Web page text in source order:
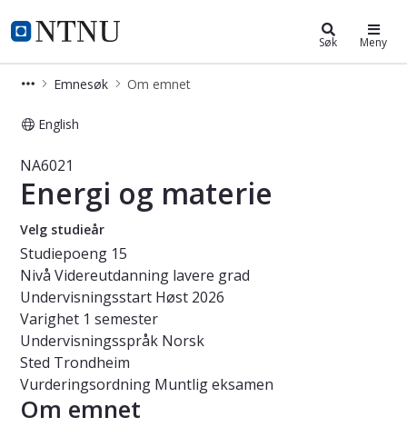
NTNU Hjemmeside
Studier Søk Meny
Emnesøk Om emnet
English
Emne - Energi og materie - NA6021
NA6021
Energi og materie
Velg studieår
Studiepoeng 15
Nivå Videreutdanning lavere grad
Undervisningsstart Høst 2026
Varighet 1 semester
Undervisningsspråk Norsk
Sted Trondheim
Vurderingsordning Muntlig eksamen
Om emnet